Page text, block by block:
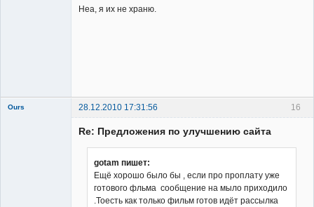
Неа, я их не храню.
16
Ours 28.12.2010 17:31:56
Re: Предложения по улучшению сайта
gotam пишет:
Ещё хорошо было бы , если про проплату уже
готового фльма сообщение на мыло приходило
.Тоесть как только фильм готов идёт рассылка